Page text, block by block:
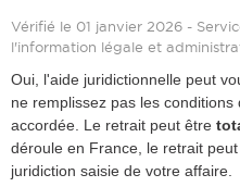
Vérifié le 01 janvier 2026 -
l'information légale et
Oui, l'aide juridictionnelle peut
ne remplissez pas les
accordée. Le retrait peut être
déroule en France, le retrait
juridiction saisie de votre affaire.